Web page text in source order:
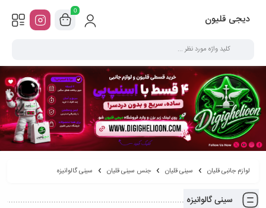
دیجی قلیون
0
لوازم جانبی قلیان سینی قلیان جنس سینی قلیان سینی گالوانیزه
سینی گالوانیزه